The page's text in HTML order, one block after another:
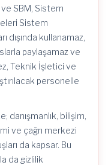
SBM, Sistem
Sistem
dışında kullanamaz,
paylaşamaz ve
Teknik İşletici ve
personelle
danışmanlık, bilişim,
ve çağrı merkezi
da kapsar. Bu
da gizlilik